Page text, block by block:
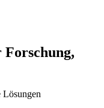
Lösungen